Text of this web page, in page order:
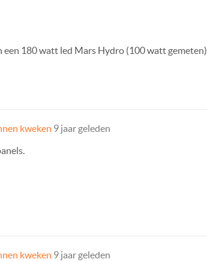
180 watt led Mars Hydro (100 watt gemeten).
kweken 9 jaar geleden
kweken 9 jaar geleden